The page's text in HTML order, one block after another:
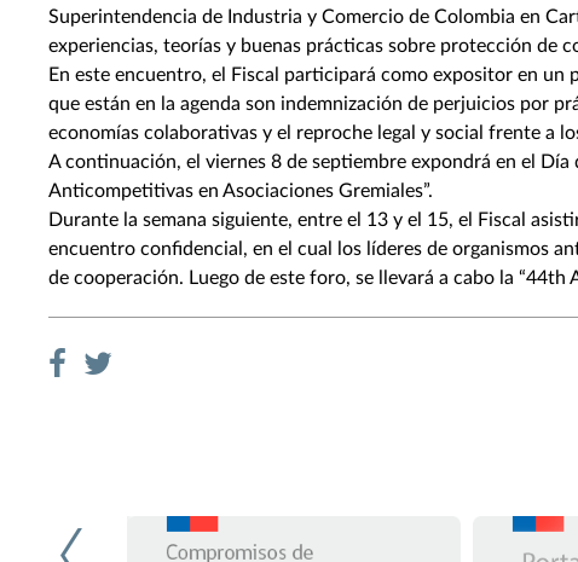
Superintendencia de Industria y Comercio de Colombia en
experiencias, teorías y buenas prácticas sobre protección de
En este encuentro, el Fiscal participará como expositor en un
que están en la agenda son indemnización de perjuicios por
economías colaborativas y el reproche legal y social frente a
A continuación, el viernes 8 de septiembre expondrá en el
Anticompetitivas en Asociaciones Gremiales”.
Durante la semana siguiente, entre el 13 y el 15, el Fiscal
encuentro confidencial, en el cual los líderes de organismos
de cooperación. Luego de este foro, se llevará a cabo la